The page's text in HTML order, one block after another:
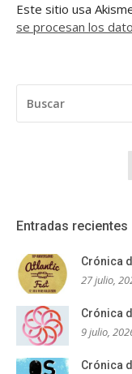
Este sitio usa
se procesan los
Entradas recientes
Crónica
27 julio,
Crónica
9 julio,
Crónica